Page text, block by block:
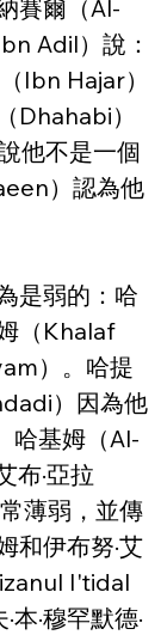
賽爾（Al-
Adil）說：
Ibn Hajar）
Dhahabi）
他不是一個
）認為他
是弱的：哈
姆（Khalaf
）。哈提
）因為他
哈基姆（Al-
布·亞拉
薄弱，並傳
和伊布努·艾
I'tidal
·穆罕默德·